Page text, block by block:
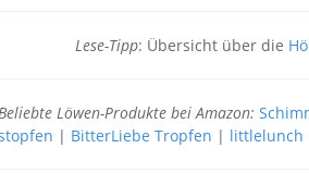
Lese-Tipp: Übersicht über die
Löwen-Produkte bei Amazon:
| BitterLiebe Tropfen | littlelunch